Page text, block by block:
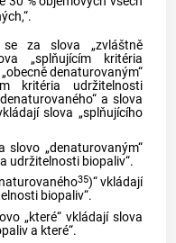
za slova „zvláštně
„splňujícím kritéria
denaturovaným“
kritéria udržitelnosti
a slova
slova „splňujícího
„denaturovaným“
udržitelnosti biopaliv“.
35)“ vkládají
biopaliv“.
„které“ vkládají slova
a které“.